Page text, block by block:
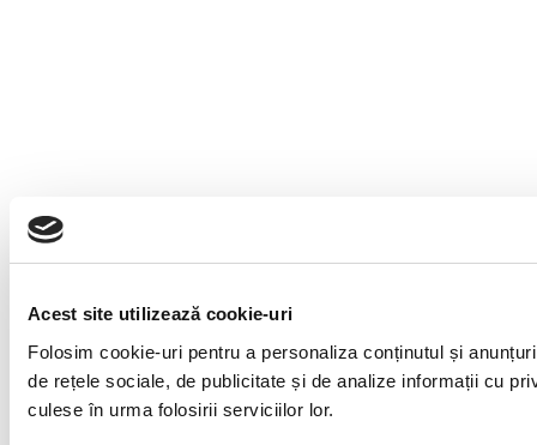
Acest site utilizează cookie-uri
Folosim cookie-uri pentru a personaliza conținutul și
de rețele sociale, de publicitate și de analize informații cu
culese în urma folosirii serviciilor lor.